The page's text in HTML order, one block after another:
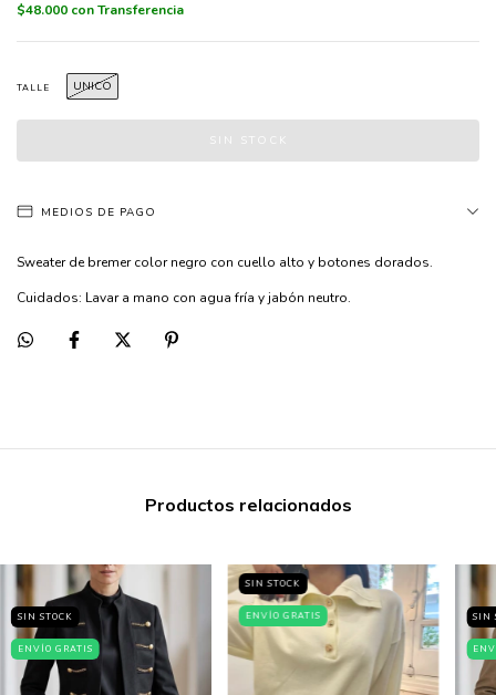
$48.000 conTransferencia
TALLE UNICO
MEDIOS DE PAGO
Sweater de bremer color negro con cuello alto y botones dorados.
Cuidados: Lavar a mano con agua fría y jabón neutro.
Productos relacionados
SIN STOCK
ENVÍO GRATIS
SIN STOCK
ENVÍO GRATIS SIN